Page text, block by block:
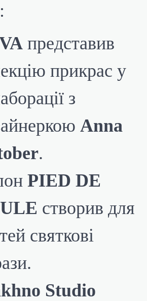
представив
прикрас у
з
Anna
.
PIED DE
створив для
святкові
Studio